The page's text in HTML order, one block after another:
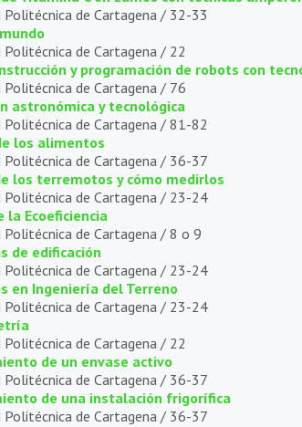
Politécnica de Cartagena / 32-33
Politécnica de Cartagena / 22
y programación de robots con
Politécnica de Cartagena / 76
astronómica y tecnológica
Politécnica de Cartagena / 81-82
los alimentos
Politécnica de Cartagena / 36-37
los terremotos y cómo medirlos
Politécnica de Cartagena / 23-24
la Ecoeficiencia
Politécnica de Cartagena / 8 o 9
de edificación
Politécnica de Cartagena / 23-24
en Ingeniería del Terreno
Politécnica de Cartagena / 23-24
Politécnica de Cartagena / 22
de un envase activo
Politécnica de Cartagena / 36-37
de una instalación frigorífica
Politécnica de Cartagena / 36-37